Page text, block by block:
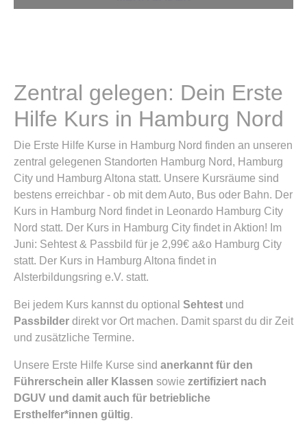
Zentral gelegen: Dein Erste
Hilfe Kurs in Hamburg Nord
Die Erste Hilfe Kurse in Hamburg Nord finden an unseren
zentral gelegenen Standorten Hamburg Nord, Hamburg
City und Hamburg Altona statt. Unsere Kursräume sind
bestens erreichbar - ob mit dem Auto, Bus oder Bahn. Der
Kurs in Hamburg Nord findet in Leonardo Hamburg City
Nord statt. Der Kurs in Hamburg City findet in Aktion! Im
Juni: Sehtest & Passbild für je 2,99€ a&o Hamburg City
statt. Der Kurs in Hamburg Altona findet in
Alsterbildungsring e.V. statt.
Bei jedem Kurs kannst du optional Sehtest und
Passbilder direkt vor Ort machen. Damit sparst du dir Zeit
und zusätzliche Termine.
Unsere Erste Hilfe Kurse sind anerkannt für den
Führerschein aller Klassen sowie zertifiziert nach
DGUV und damit auch für betriebliche
Ersthelfer*innen gültig.